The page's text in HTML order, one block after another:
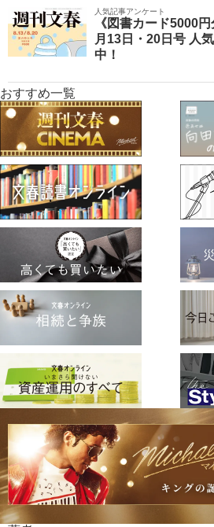
人気記事アンケート
《図書カード5000
月13日・20日号 人
中！
おすすめ一覧